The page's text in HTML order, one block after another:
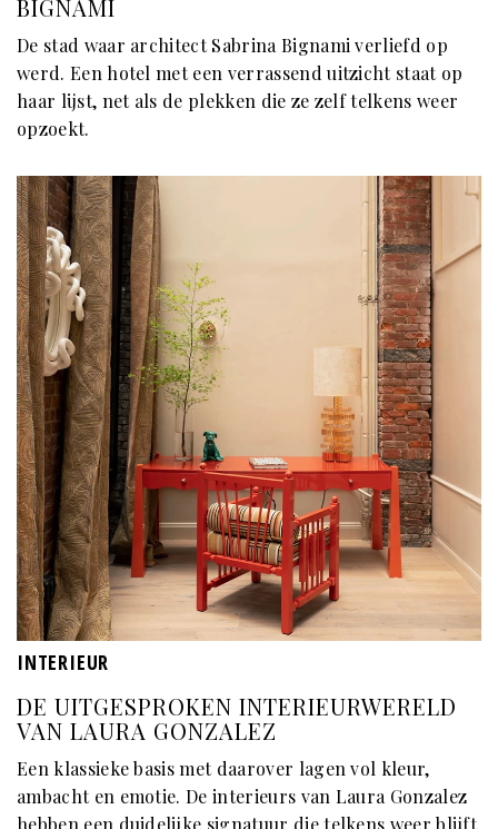
BIGNAMI
De stad waar architect Sabrina Bignami verliefd op
werd. Een hotel met een verrassend uitzicht staat op
haar lijst, net als de plekken die ze zelf telkens weer
opzoekt.
INTERIEUR
DE UITGESPROKEN INTERIEURWERELD
VAN LAURA GONZALEZ
Een klassieke basis met daarover lagen vol kleur,
ambacht en emotie. De interieurs van Laura Gonzalez
hebben een duidelijke signatuur die telkens weer blijft